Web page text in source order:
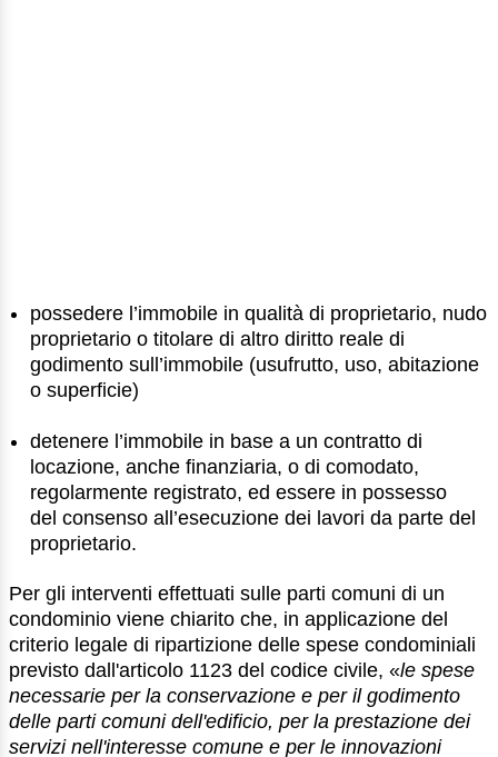
possedere l’immobile in qualità di proprietario, nudo
proprietario o titolare di altro diritto reale di
godimento sull’immobile (usufrutto, uso, abitazione
o superficie)
detenere l’immobile in base a un contratto di
locazione, anche finanziaria, o di comodato,
regolarmente registrato, ed essere in possesso
del consenso all’esecuzione dei lavori da parte del
proprietario.
Per gli interventi effettuati sulle parti comuni di un
condominio viene chiarito che, in applicazione del
criterio legale di ripartizione delle spese condominiali
previsto dall'articolo 1123 del codice civile, «le spese
necessarie per la conservazione e per il godimento
delle parti comuni dell'edificio, per la prestazione dei
servizi nell'interesse comune e per le innovazioni